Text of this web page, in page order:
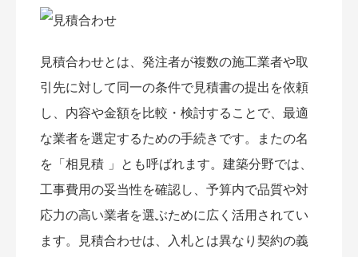
見積合わせとは、発注者が複数の施工業者や取
引先に対して同一の条件で見積書の提出を依頼
し、内容や金額を比較・検討することで、最適
な業者を選定するための手続きです。またの名
を「相見積 」とも呼ばれます。建築分野では、
工事費用の妥当性を確認し、予算内で品質や対
応力の高い業者を選ぶために広く活用されてい
ます。見積合わせは、入札とは異なり契約の義